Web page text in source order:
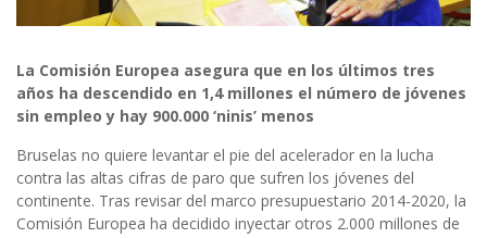
La Comisión Europea asegura que en los últimos tres
años ha descendido en 1,4 millones el número de jóvenes
sin empleo y hay 900.000 ‘ninis’ menos
Bruselas no quiere levantar el pie del acelerador en la lucha
contra las altas cifras de paro que sufren los jóvenes del
continente. Tras revisar del marco presupuestario 2014-2020, la
Comisión Europea ha decidido inyectar otros 2.000 millones de